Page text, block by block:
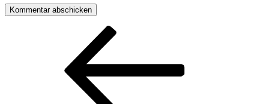
Beitragsnavigation